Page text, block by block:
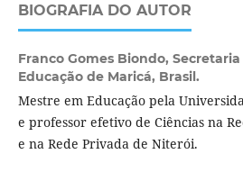
BIOGRAFIA DO AUTOR
Franco Gomes Biondo,
Educação de Maricá, Brasil.
Mestre em Educação pela
e professor efetivo de Ciências na
e na Rede Privada de Niterói.